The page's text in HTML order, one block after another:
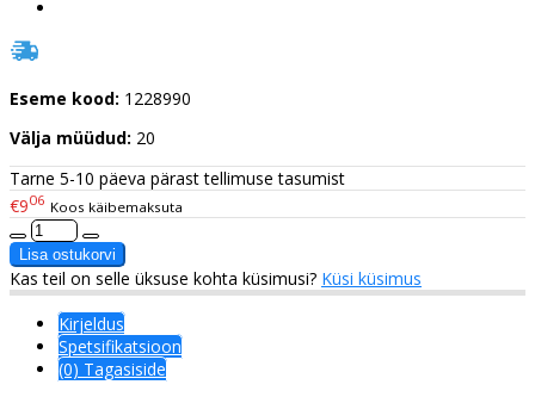
Eseme kood: 1228990
Välja müüdud: 20
Tarne 5-10 päeva pärast tellimuse tasumist
€906 Koos käibemaksuta
Kas teil on selle üksuse kohta küsimusi? Küsi küsimus
Kirjeldus
Spetsifikatsioon
(0) Tagasiside